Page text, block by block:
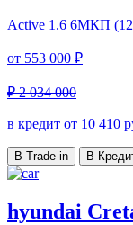
Active 1.6 6МКП
от 553 000 ₽
₽ 2 034 000
в кредит от 10 410
В Trade-in В
hyundai